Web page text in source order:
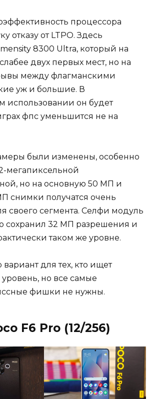
процессора
отказу от LTPO. Здесь
8300 Ultra, который на
двух первых мест, но на
между флагманскими
уж и большие. В
использовании он будет
фпс уменьшится не на
были изменены, особенно
мегапиксельной
но на основную 50 МП и
снимки получатся очень
своего сегмента. Селфи модуль
сохранил 32 МП разрешения и
таком же уровне.
вариант для тех, кто ищет
но все самые
фишки не нужны.
F6 Pro (12/256)